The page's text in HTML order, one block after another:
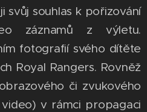
svůj souhlas k pořizování
záznamů z výletu.
fotografií svého dítěte
Royal Rangers. Rovněž
či zvukového
v rámci propagaci